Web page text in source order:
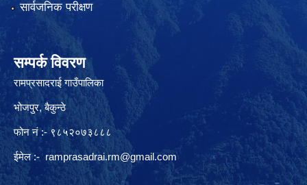
सार्वजनिक परीक्षण
सम्पर्क विवरण
रामप्रसादराई गाउँपालिका
भोजपुर, बैकुन्ठे
फोन नं :- ९८५२०७३८८८
ईमेल :-ramprasadrai.rm@gmail.com